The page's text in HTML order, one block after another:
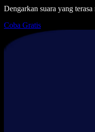
Dengarkan suara yang terasa
Coba Gratis